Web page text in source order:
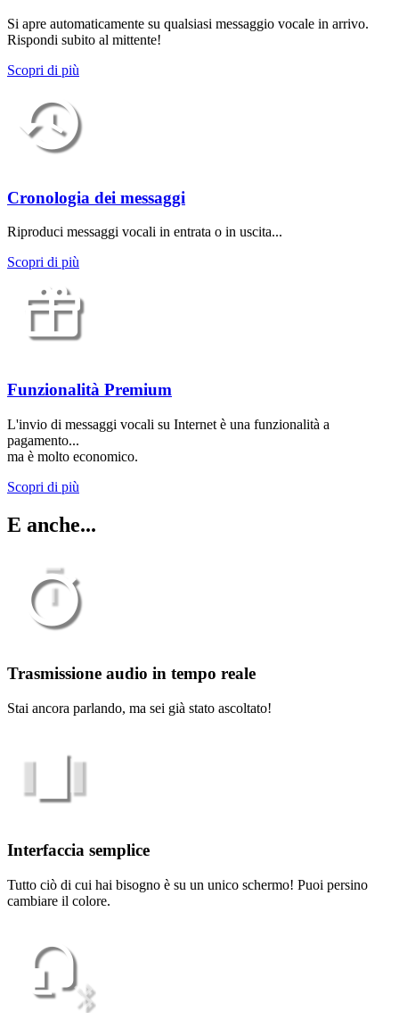
Si apre automaticamente su qualsiasi messaggio vocale in arrivo.
Rispondi subito al mittente!
Scopri di più
Cronologia dei messaggi
Riproduci messaggi vocali in entrata o in uscita...
Scopri di più
Funzionalità Premium
L'invio di messaggi vocali su Internet è una funzionalità a
pagamento...
ma è molto economico.
Scopri di più
E anche...
Trasmissione audio in tempo reale
Stai ancora parlando, ma sei già stato ascoltato!
Interfaccia semplice
Tutto ciò di cui hai bisogno è su un unico schermo! Puoi persino
cambiare il colore.